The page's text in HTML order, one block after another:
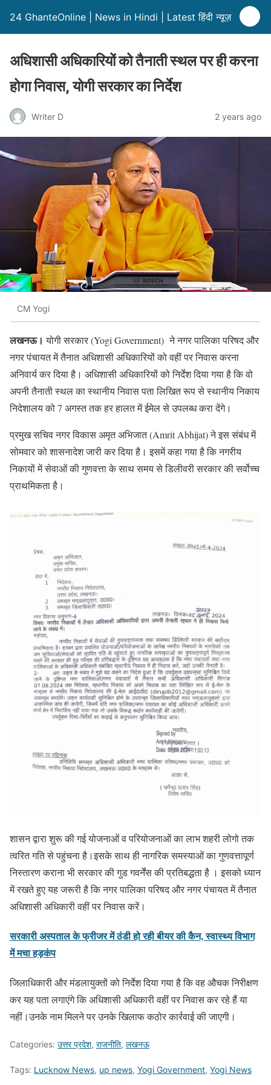
24 GhanteOnline | News in Hindi | Latest हिंदी न्यूज़
अधिशासी अधिकारियों को तैनाती स्थल पर ही करना
होगा निवास, योगी सरकार का निर्देश
Writer D 2 years ago
CM Yogi
लखनऊ। योगी सरकार (Yogi Government) ने नगर पालिका परिषद और
नगर पंचायत में तैनात अधिशासी अधिकारियों को वहीं पर निवास करना
अनिवार्य कर दिया है। अधिशासी अधिकारियों को निर्देश दिया गया है कि वो
अपनी तैनाती स्थल का स्थानीय निवास पता लिखित रूप से स्थानीय निकाय
निदेशालय को 7 अगस्त तक हर हालत में ईमेल से उपलब्ध करा देंगे।
प्रमुख सचिव नगर विकास अमृत अभिजात (Amrit Abhijat) ने इस संबंध में
सोमवार को शासनादेश जारी कर दिया है। इसमें कहा गया है कि नगरीय
निकायों में सेवाओं की गुणवत्ता के साथ समय से डिलीवरी सरकार की सर्वोच्च
प्राथमिकता है।
शासन द्वारा शुरू की गई योजनाओं व परियोजनाओं का लाभ शहरी लोगो तक
त्वरित गति से पहुंचना है।इसके साथ ही नागरिक समस्याओं का गुणवत्तापूर्ण
निस्तारण कराना भी सरकार की गुड गवर्नेंस की प्रतिबद्धता है । इसको ध्यान
में रखते हुए यह जरूरी है कि नगर पालिका परिषद और नगर पंचायत में तैनात
अधिशासी अधिकारी वहीं पर निवास करें।
सरकारी अस्पताल के फ्रीजर में ठंडी हो रही बीयर की कैन, स्वास्थ्य विभाग
में मचा हड़कंप
जिलाधिकारी और मंडलायुक्तों को निर्देश दिया गया है कि वह औचक निरीक्षण
कर यह पता लगाएंगे कि अधिशासी अधिकारी वहीं पर निवास कर रहे हैं या
नहीं।उनके नाम मिलने पर उनके खिलाफ कठोर कार्रवाई की जाएगी।
Categories: उत्तर प्रदेश, राजनीति, लखनऊ
Tags: Lucknow News, up news, Yogi Government, Yogi News